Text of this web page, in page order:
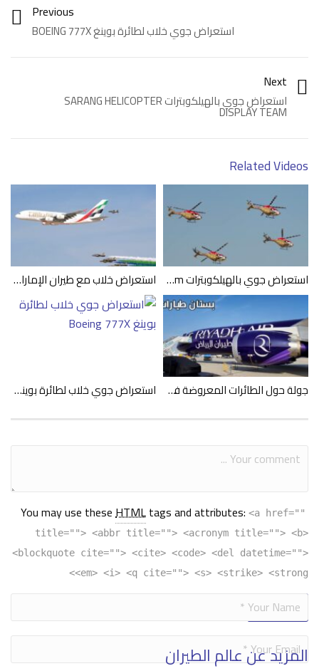
Previous
استعراض جوي خلاب لطائرة بوينغ BOEING 777X
Next
استعراض جوي بالهيلكوبترات SARANG HELICOPTER
DISPLAY TEAM
Related Videos
استعراض خلاب مع طيران الإمارات والاتحاد والعربية وفلاي دبي وفرسان الإمارات استعراض جوي بالهيلكوبترات Sarang Helicopter Display Team
استعراض جوي خلاب لطائرة بوينغ Boeing 777X جولة حول الطائرات المعروضة في معرض دبي للطيران 2023
You may use theseHTMLtags and attributes: <a href=""
title=""> <abbr title=""> <acronym title=""> <b>
<blockquote cite=""> <cite> <code> <del datetime="">
<em> <i> <q cite=""> <s> <strike> <strong>
Alternative:
المزيد عن عالم الطيران